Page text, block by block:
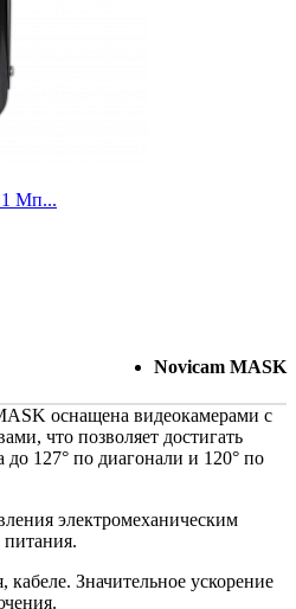
Мп...
Novicam MASK
оснащена видеокамерами с
что позволяет достигать
до 127° по диагонали и 120° по
электромеханическим
Значительное ускорение